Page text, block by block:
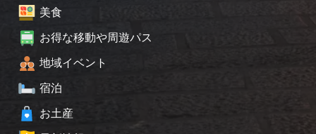
美食
お得な移動や周遊パス
地域イベント
宿泊
お土産